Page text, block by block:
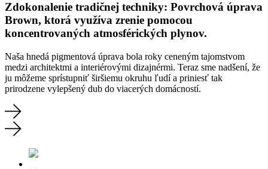
Zdokonalenie tradičnej techniky: Povrchová úprava
Brown, ktorá využíva zrenie pomocou
koncentrovaných atmosférických plynov.
Naša hnedá pigmentová úprava bola roky ceneným tajomstvom
medzi architektmi a interiérovými dizajnérmi. Teraz sme nadšení, že
ju môžeme sprístupniť širšiemu okruhu ľudí a priniesť tak
prirodzene vylepšený dub do viacerých domácností.